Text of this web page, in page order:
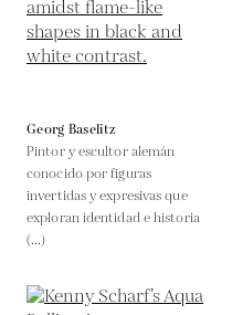
Georg Baselitz
Pintor y escultor alemán
conocido por figuras
invertidas y expresivas que
exploran identidad e historia
(...)